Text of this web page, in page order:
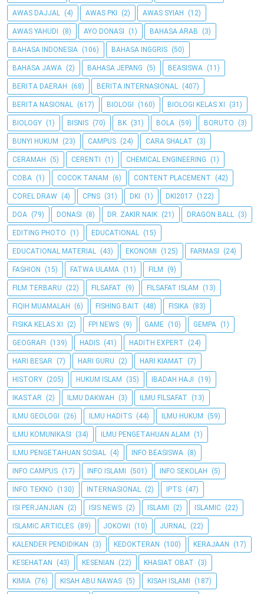
AWAS DAJJAL (4) AWAS PKI (2) AWAS SYIAH (12)
AWAS YAHUDI (8) AYO DONASI (1) BAHASA ARAB (3)
BAHASA INDONESIA (106) BAHASA INGGRIS (50)
BAHASA JAWA (2) BAHASA JEPANG (5) BEASISWA (11)
BERITA DAERAH (68) BERITA INTERNASIONAL (407)
BERITA NASIONAL (617) BIOLOGI (160) BIOLOGI KELAS XI (31)
BIOLOGY (1) BISNIS (70) BK (31) BOLA (59) BORUTO (3)
BUNYI HUKUM (23) CAMPUS (24) CARA SHALAT (3)
CERAMAH (5) CERENTI (1) CHEMICAL ENGINEERING (1)
COBA (1) COCOK TANAM (6) CONTENT PLACEMENT (42)
COREL DRAW (4) CPNS (31) DKI (1) DKI2017 (122)
DOA (79) DONASI (8) DR. ZAKIR NAIK (21) DRAGON BALL (3)
EDITING PHOTO (1) EDUCATIONAL (15)
EDUCATIONAL MATERIAL (43) EKONOMI (125) FARMASI (24)
FASHION (15) FATWA ULAMA (11) FILM (9)
FILM TERBARU (22) FILSAFAT (9) FILSAFAT ISLAM (13)
FIQIH MUAMALAH (6) FISHING BAIT (48) FISIKA (83)
FISIKA KELAS XI (2) FPI NEWS (9) GAME (10) GEMPA (1)
GEOGRAFI (139) HADIS (41) HADITH EXPERT (24)
HARI BESAR (7) HARI GURU (2) HARI KIAMAT (7)
HISTORY (205) HUKUM ISLAM (35) IBADAH HAJI (19)
IKASTAR (2) ILMU DAKWAH (3) ILMU FILSAFAT (13)
ILMU GEOLOGI (26) ILMU HADITS (44) ILMU HUKUM (59)
ILMU KOMUNIKASI (34) ILMU PENGETAHUAN ALAM (1)
ILMU PENGETAHUAN SOSIAL (4) INFO BEASISWA (8)
INFO CAMPUS (17) INFO ISLAMI (501) INFO SEKOLAH (5)
INFO TEKNO (130) INTERNASIONAL (2) IPTS (47)
ISI PERJANJIAN (2) ISIS NEWS (2) ISLAMI (2) ISLAMIC (22)
ISLAMIC ARTICLES (89) JOKOWI (10) JURNAL (22)
KALENDER PENDIDIKAN (3) KEDOKTERAN (100) KERAJAAN (17)
KESEHATAN (43) KESENIAN (22) KHASIAT OBAT (3)
KIMIA (76) KISAH ABU NAWAS (5) KISAH ISLAMI (187)